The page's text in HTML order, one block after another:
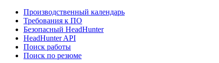
Производственный календарь
Требования к ПО
Безопасный HeadHunter
HeadHunter API
Поиск работы
Поиск по резюме